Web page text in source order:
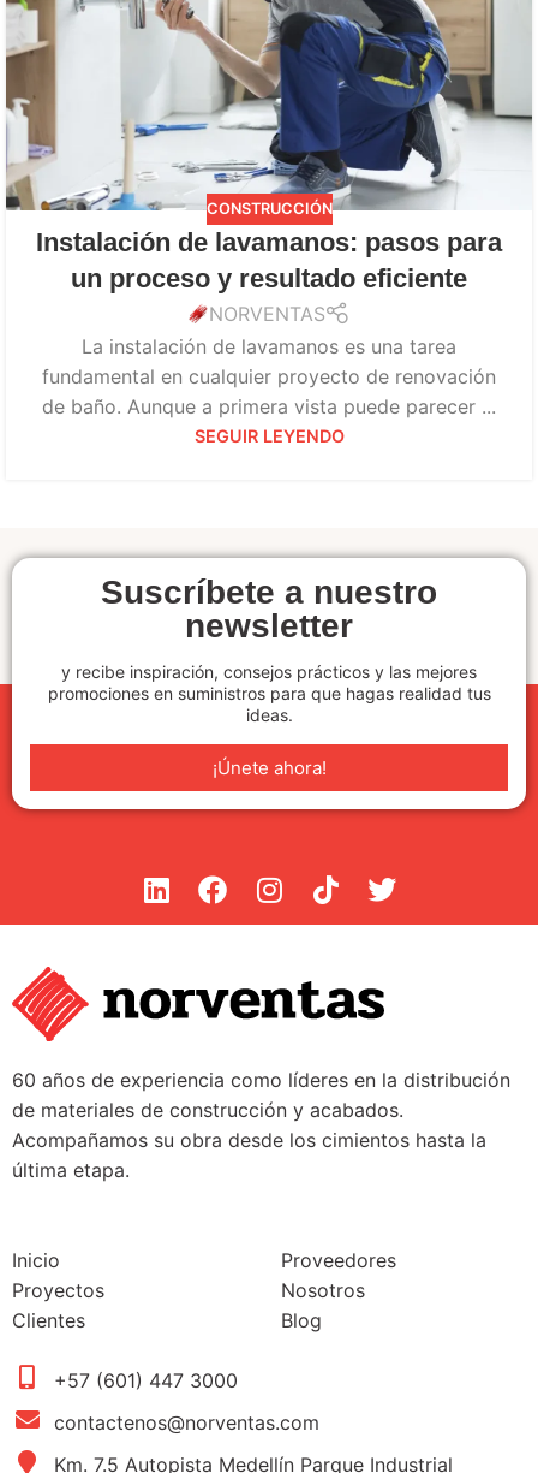
CONSTRUCCIÓN
Instalación de lavamanos: pasos para
un proceso y resultado eficiente
NORVENTAS
La instalación de lavamanos es una tarea
fundamental en cualquier proyecto de renovación
de baño. Aunque a primera vista puede parecer ...
SEGUIR LEYENDO
Suscríbete a nuestro
newsletter
y recibe inspiración, consejos prácticos y las mejores
promociones en suministros para que hagas realidad tus
ideas.
¡Únete ahora!
60 años de experiencia como líderes en la distribución
de materiales de construcción y acabados.
Acompañamos su obra desde los cimientos hasta la
última etapa.
Inicio
Proyectos
Clientes
Proveedores
Nosotros
Blog
+57 (601) 447 3000
contactenos@norventas.com
Km. 7.5 Autopista Medellín Parque Industrial